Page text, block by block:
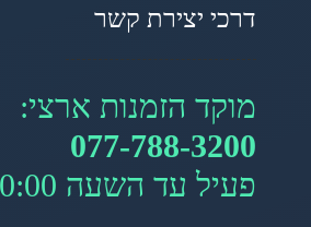
דרכי יצירת קשר
מוקד הזמנות ארצי:
077-788-3200
פעיל עד השעה 20:00